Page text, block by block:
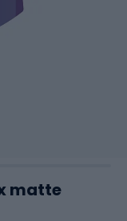
matte